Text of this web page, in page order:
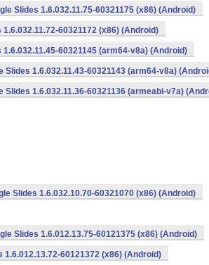
Slides 1.6.032.11.75-60321175 (x86) (Android)
1.6.032.11.72-60321172 (x86) (Android)
1.6.032.11.45-60321145 (arm64-v8a) (Android)
Slides 1.6.032.11.43-60321143 (arm64-v8a)
Slides 1.6.032.11.36-60321136 (armeabi-v7a)
Slides 1.6.032.10.70-60321070 (x86) (Android)
Slides 1.6.012.13.75-60121375 (x86) (Android)
1.6.012.13.72-60121372 (x86) (Android)